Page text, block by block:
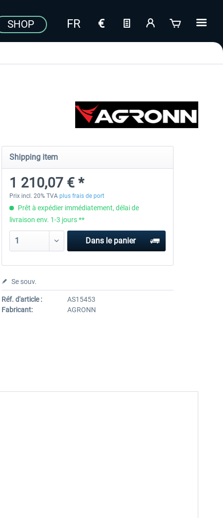
SHOP
Shipping item
1 210,07 € *
Prix incl. 20% TVA plus frais de port
Prêt à expédier immédiatement, délai de
livraison env. 1-3 jours **
Dans le panier
Se souv.
Réf. d'article :
AS15453
Fabricant:
AGRONN